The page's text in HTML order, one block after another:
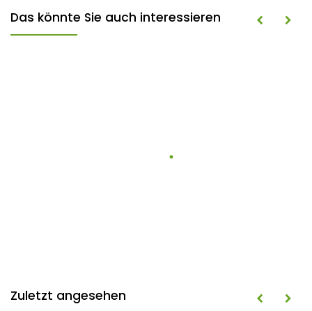
Das könnte Sie auch interessieren
Zuletzt angesehen